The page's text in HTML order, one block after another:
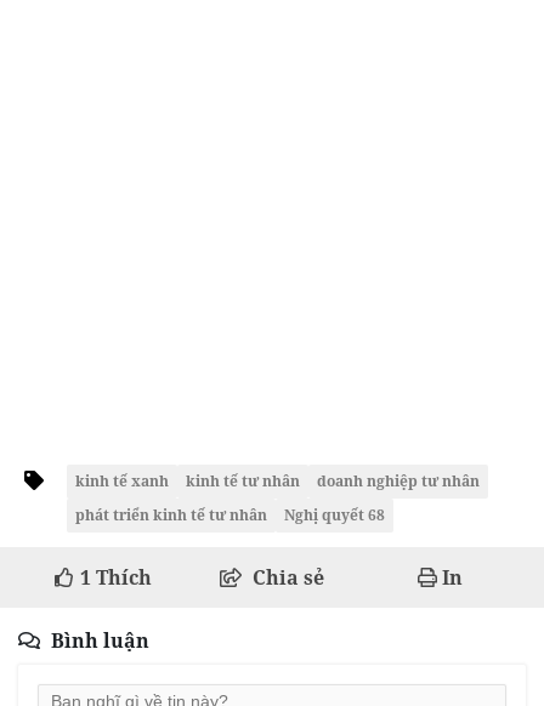
kinh tế xanh kinh tế tư nhân
doanh nghiệp tư nhân
phát triển kinh tế tư nhân
Nghị quyết 68
1 Thích Chia sẻ In
Bình luận